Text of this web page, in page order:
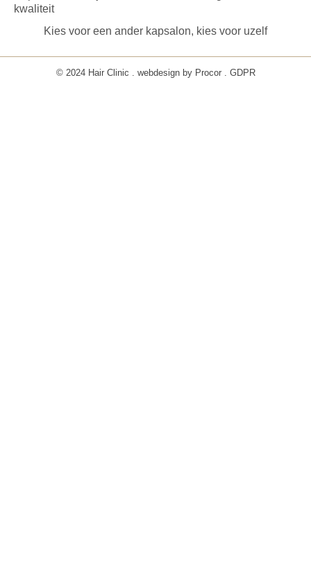
kwaliteit
Kies voor een ander kapsalon, kies voor uzelf
© 2024 Hair Clinic . webdesign by Procor. GDPR